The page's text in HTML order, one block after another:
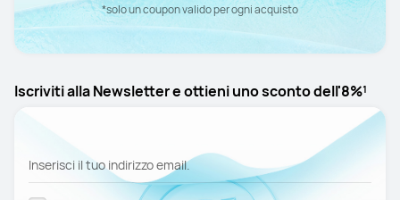
*solo un coupon valido per ogni acquisto
Iscriviti alla Newsletter e ottieni uno sconto dell'8%¹
Inserisci il tuo indirizzo email.